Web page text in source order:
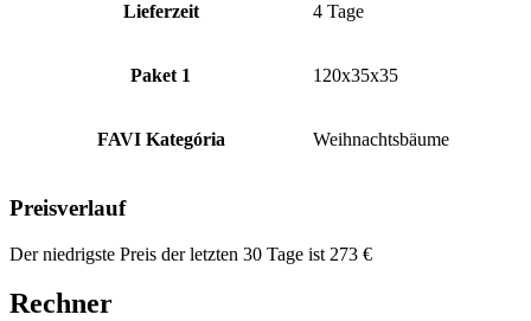
Lieferzeit 4 Tage
Paket 1 120x35x35
FAVI Kategória Weihnachtsbäume
Preisverlauf
Der niedrigste Preis der letzten 30 Tage ist 273 €
Rechner